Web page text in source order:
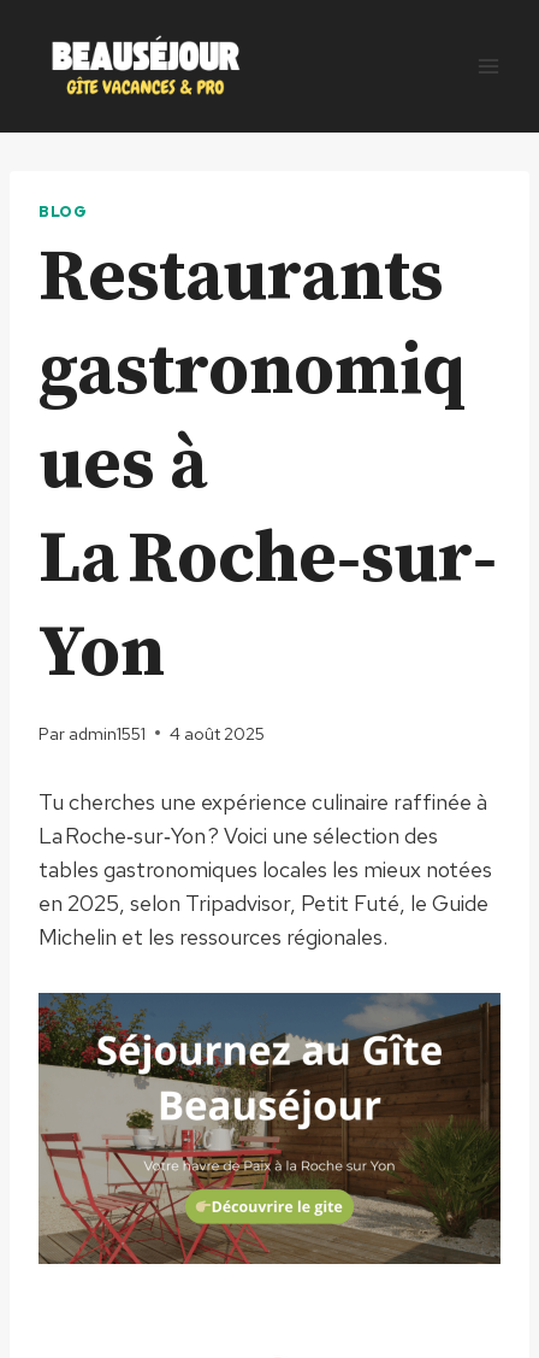
contenu
BLOG
Restaurants
gastronomiq
ues à
La Roche‑sur‑
Yon
Par admin1551 4 août 2025
Tu cherches une expérience culinaire raffinée à
La Roche‑sur‑Yon ? Voici une sélection des
tables gastronomiques locales les mieux notées
en 2025, selon Tripadvisor, Petit Futé, le Guide
Michelin et les ressources régionales.